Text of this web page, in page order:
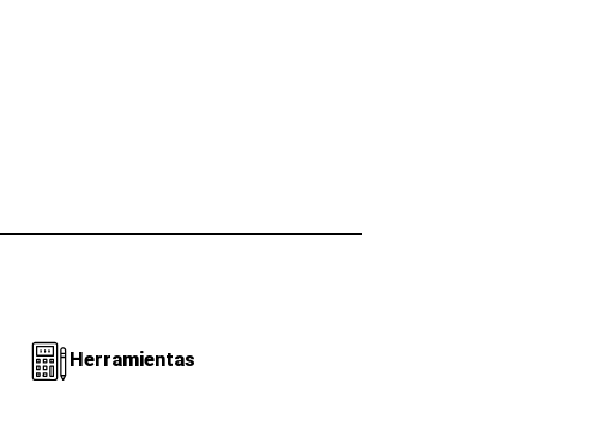
Herramientas